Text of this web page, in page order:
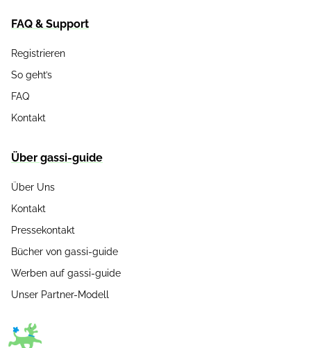
FAQ & Support
Registrieren
So geht’s
FAQ
Kontakt
Über gassi-guide
Über Uns
Kontakt
Pressekontakt
Bücher von gassi-guide
Werben auf gassi-guide
Unser Partner-Modell